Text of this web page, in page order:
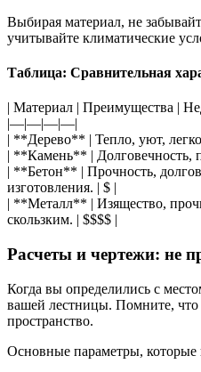
Выбирая материал, не
учитывайте климатические
Таблица: Сравнительная
| Материал | Преимущества |
|—|—|—|—|
| **Дерево** | Тепло, уют,
| **Камень** | Долговечность,
| **Бетон** | Прочность,
изготовления. | $ |
| **Металл** | Изящество,
скользким. | $$$$ |
Расчеты и чертежи: не
Когда вы определились с
вашей лестницы. Помните, что
пространство.
Основные параметры, которые